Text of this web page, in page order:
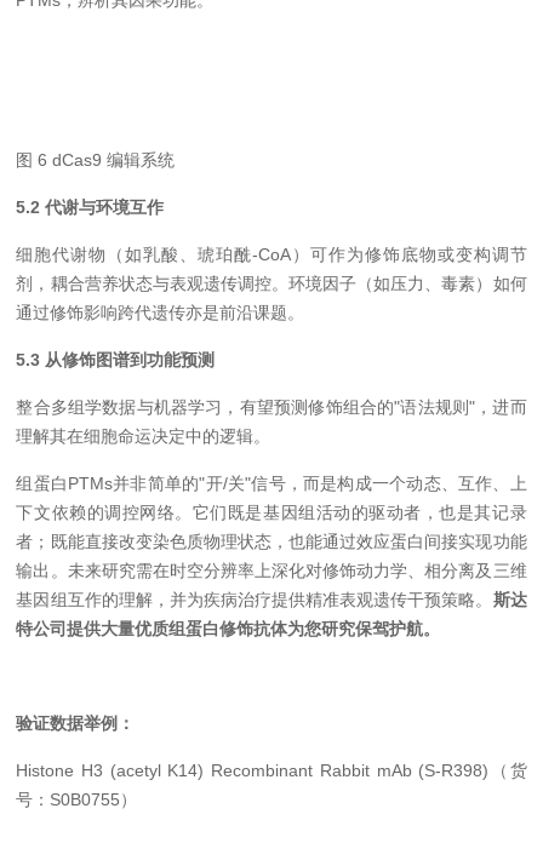
图 6 dCas9 编辑系统
5.2 代谢与环境互作
细胞代谢物（如乳酸、琥珀酰-CoA）可作为修饰底物或变构调节
剂，耦合营养状态与表观遗传调控。环境因子（如压力、毒素）如何
通过修饰影响跨代遗传亦是前沿课题。
5.3 从修饰图谱到功能预测
整合多组学数据与机器学习，有望预测修饰组合的"语法规则"，进而
理解其在细胞命运决定中的逻辑。
组蛋白PTMs并非简单的"开/关"信号，而是构成一个动态、互作、上
下文依赖的调控网络。它们既是基因组活动的驱动者，也是其记录
者；既能直接改变染色质物理状态，也能通过效应蛋白间接实现功能
输出。未来研究需在时空分辨率上深化对修饰动力学、相分离及三维
基因组互作的理解，并为疾病治疗提供精准表观遗传干预策略。 斯达
特公司提供大量优质组蛋白修饰抗体为您研究保驾护航。
验证数据举例：
Histone H3 (acetyl K14) Recombinant Rabbit mAb (S-R398)（货
号：S0B0755）